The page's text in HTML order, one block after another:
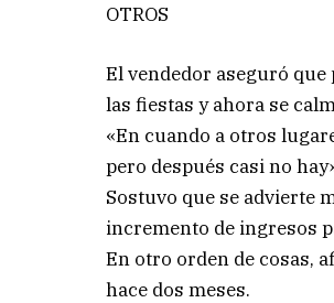
OTROS
El vendedor aseguró
las fiestas y ahora se
«En cuando a otros
pero después casi no
Sostuvo que se advierte
incremento de ingresos
En otro orden de cosas,
hace dos meses.